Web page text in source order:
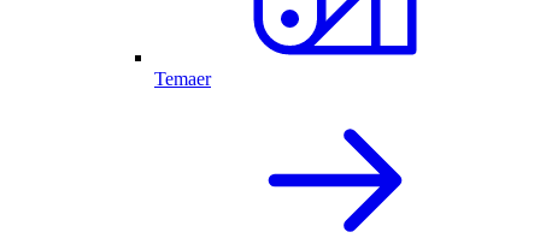
Temaer